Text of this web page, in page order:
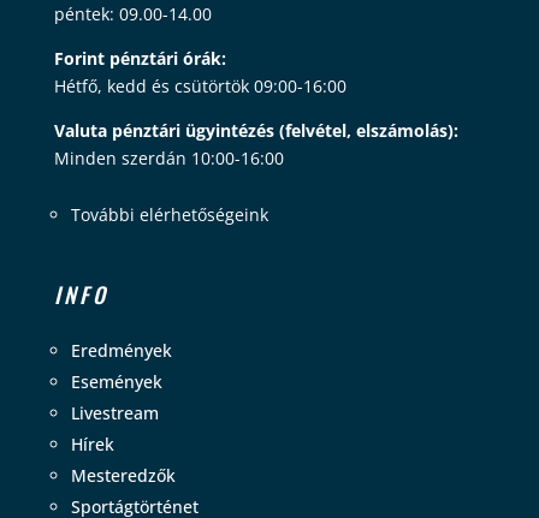
péntek: 09.00-14.00
Forint pénztári órák:
Hétfő, kedd és csütörtök 09:00-16:00
Valuta pénztári ügyintézés (felvétel, elszámolás):
Minden szerdán 10:00-16:00
További elérhetőségeink
INFO
Eredmények
Események
Livestream
Hírek
Mesteredzők
Sportágtörténet